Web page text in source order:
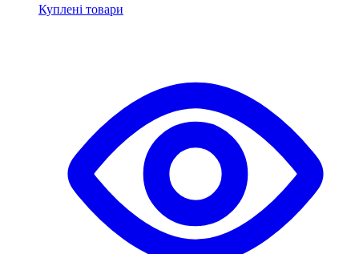
Куплені товари